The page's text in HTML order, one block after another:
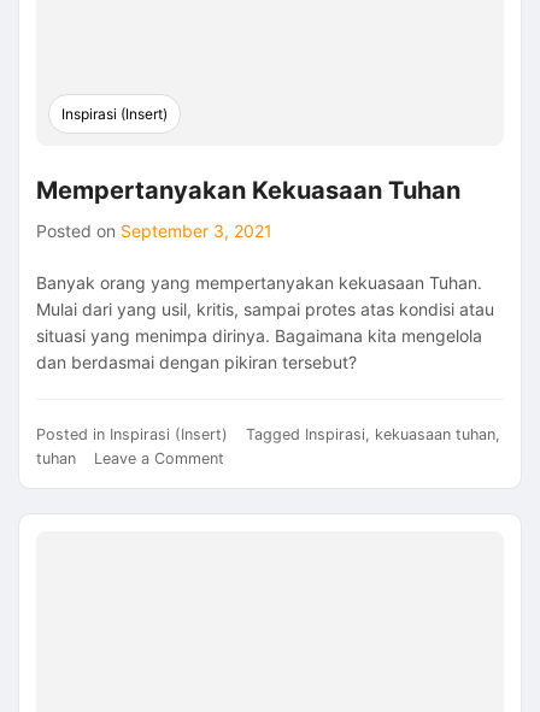
Inspirasi (Insert)
Mempertanyakan Kekuasaan Tuhan
Posted on September 3, 2021
Banyak orang yang mempertanyakan kekuasaan Tuhan.
Mulai dari yang usil, kritis, sampai protes atas kondisi atau
situasi yang menimpa dirinya. Bagaimana kita mengelola
dan berdasmai dengan pikiran tersebut?
Posted in Inspirasi (Insert) Tagged Inspirasi, kekuasaan tuhan,
tuhan
Leave a Comment